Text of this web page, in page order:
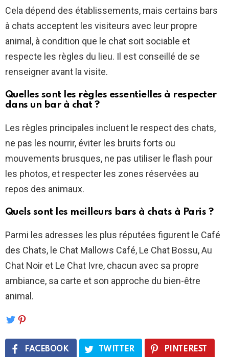
Cela dépend des établissements, mais certains bars
à chats acceptent les visiteurs avec leur propre
animal, à condition que le chat soit sociable et
respecte les règles du lieu. Il est conseillé de se
renseigner avant la visite.
Quelles sont les règles essentielles à respecter
dans un bar à chat ?
Les règles principales incluent le respect des chats,
ne pas les nourrir, éviter les bruits forts ou
mouvements brusques, ne pas utiliser le flash pour
les photos, et respecter les zones réservées au
repos des animaux.
Quels sont les meilleurs bars à chats à Paris ?
Parmi les adresses les plus réputées figurent le Café
des Chats, le Chat Mallows Café, Le Chat Bossu, Au
Chat Noir et Le Chat Ivre, chacun avec sa propre
ambiance, sa carte et son approche du bien-être
animal.
FACEBOOK TWITTER PINTEREST